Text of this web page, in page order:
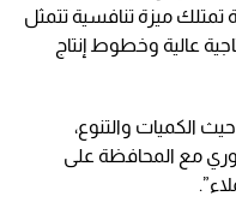
تمتلك ميزة تنافسية تتمثل
عالية وخطوط إنتاج
الكميات والتنوع،
مع المحافظة على